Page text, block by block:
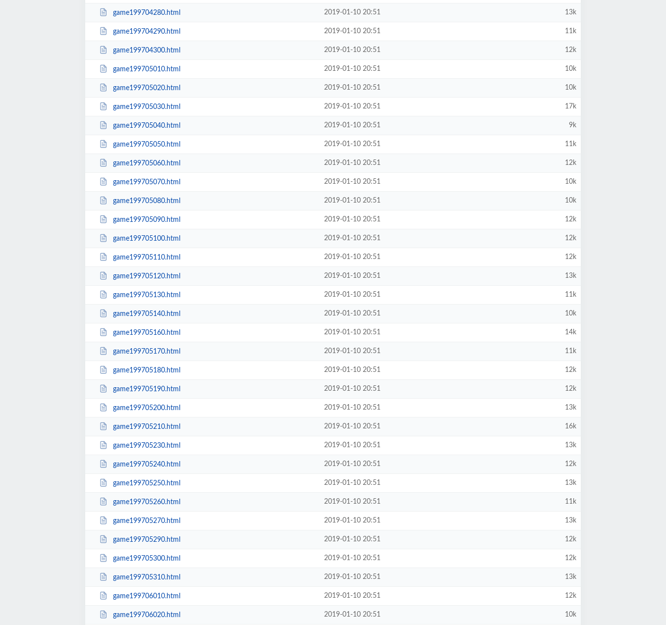
game199704280.html 2019-01-10 20:51 13k
game199704290.html 2019-01-10 20:51 11k
game199704300.html 2019-01-10 20:51 12k
game199705010.html 2019-01-10 20:51 10k
game199705020.html 2019-01-10 20:51 10k
game199705030.html 2019-01-10 20:51 17k
game199705040.html 2019-01-10 20:51 9k
game199705050.html 2019-01-10 20:51 11k
game199705060.html 2019-01-10 20:51 12k
game199705070.html 2019-01-10 20:51 10k
game199705080.html 2019-01-10 20:51 10k
game199705090.html 2019-01-10 20:51 12k
game199705100.html 2019-01-10 20:51 12k
game199705110.html 2019-01-10 20:51 12k
game199705120.html 2019-01-10 20:51 13k
game199705130.html 2019-01-10 20:51 11k
game199705140.html 2019-01-10 20:51 10k
game199705160.html 2019-01-10 20:51 14k
game199705170.html 2019-01-10 20:51 11k
game199705180.html 2019-01-10 20:51 12k
game199705190.html 2019-01-10 20:51 12k
game199705200.html 2019-01-10 20:51 13k
game199705210.html 2019-01-10 20:51 16k
game199705230.html 2019-01-10 20:51 13k
game199705240.html 2019-01-10 20:51 12k
game199705250.html 2019-01-10 20:51 13k
game199705260.html 2019-01-10 20:51 11k
game199705270.html 2019-01-10 20:51 13k
game199705290.html 2019-01-10 20:51 12k
game199705300.html 2019-01-10 20:51 12k
game199705310.html 2019-01-10 20:51 13k
game199706010.html 2019-01-10 20:51 12k
game199706020.html 2019-01-10 20:51 10k